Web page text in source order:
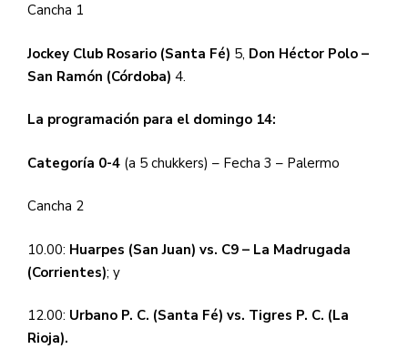
Cancha 1
Jockey Club Rosario (Santa Fé) 5, Don Héctor Polo –
San Ramón (Córdoba) 4.
La programación para el domingo 14:
Categoría 0-4 (a 5 chukkers) – Fecha 3 – Palermo
Cancha 2
10.00: Huarpes (San Juan) vs. C9 – La Madrugada
(Corrientes); y
12.00: Urbano P. C. (Santa Fé) vs. Tigres P. C. (La
Rioja).